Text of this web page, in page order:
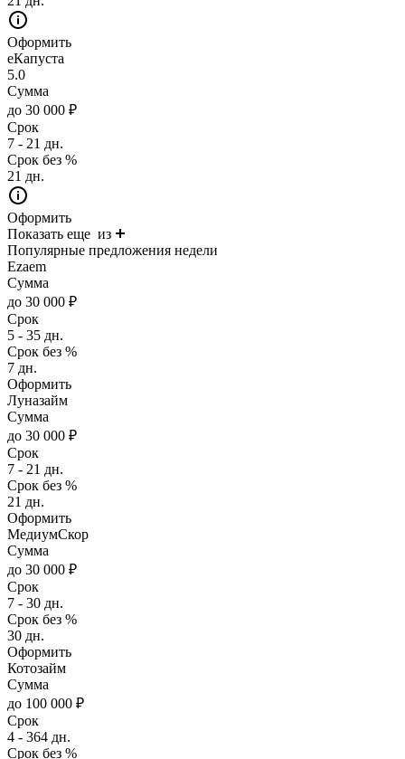
Оформить
еКапуста
5.0
Сумма
до 30 000 ₽
Срок
7 - 21 дн.
Срок без %
21 дн.
Оформить
Показать еще из
Популярные предложения недели
Ezaem
Сумма
до 30 000 ₽
Срок
5 - 35 дн.
Срок без %
7 дн.
Оформить
Луназайм
Сумма
до 30 000 ₽
Срок
7 - 21 дн.
Срок без %
21 дн.
Оформить
МедиумСкор
Сумма
до 30 000 ₽
Срок
7 - 30 дн.
Срок без %
30 дн.
Оформить
Котозайм
Сумма
до 100 000 ₽
Срок
4 - 364 дн.
Срок без %